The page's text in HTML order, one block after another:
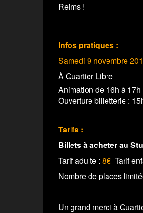
Reims !
Infos pratiques :
Samedi 9 novembre
À Quartier Libre
Animation de 16h à 17h
Ouverture billetterie :
Tarifs :
Billets à acheter au
Tarif adulte : 8€Tarif
Nombre de places
Un grand merci à